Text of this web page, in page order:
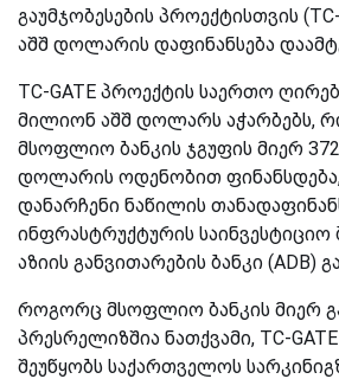
გაუმჯობესების პროექტისთვის
აშშ დოლარის დაფინანსება
TC-GATE პროექტის საერთო
მილიონ აშშ დოლარს აჭარბებს,
მსოფლიო ბანკის ჯგუფის მიერ
დოლარის ოდენობით
დანარჩენი ნაწილის
ინფრასტრუქტურის საინვესტიციო
აზიის განვითარების ბანკი (ADB)
როგორც მსოფლიო ბანკის მიერ
პრესრელიზშია ნათქვამი, TC-
შეუწყობს საქართველოს